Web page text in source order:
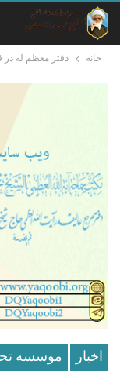
خانه دفتر معظم له در
اخبار